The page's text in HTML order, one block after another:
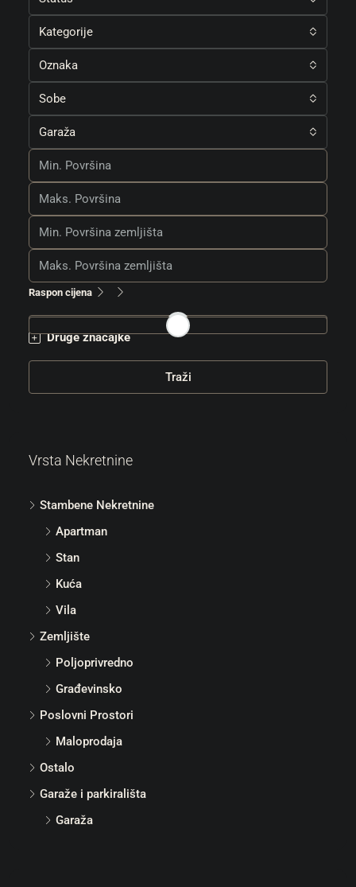
Kategorije
Oznaka
Sobe
Garaža
Raspon cijena
Druge značajke
Traži
Vrsta Nekretnine
Stambene Nekretnine
Apartman
Stan
Kuća
Vila
Zemljište
Poljoprivredno
Građevinsko
Poslovni Prostori
Maloprodaja
Ostalo
Garaže i parkirališta
Garaža